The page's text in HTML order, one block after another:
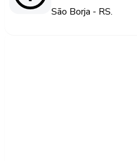
São Borja - RS.